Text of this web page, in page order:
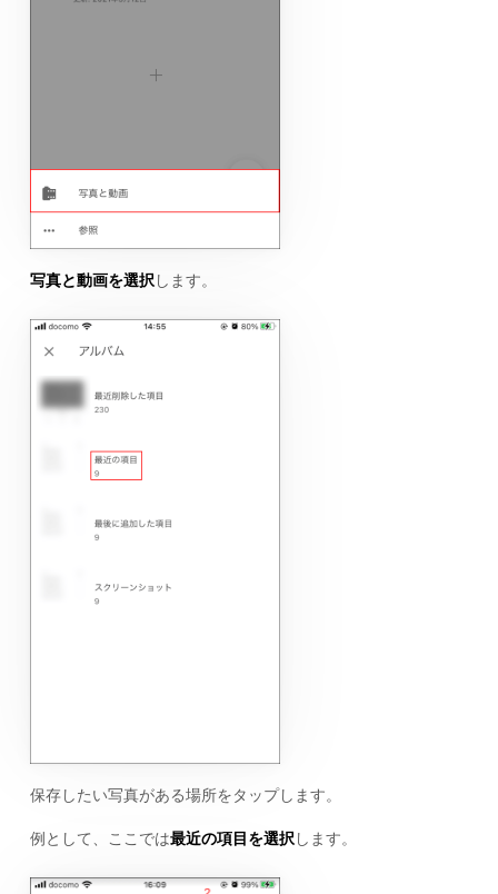
写真と動画を選択 します。
保存したい写真がある場所をタップします。
例として、ここでは最近の項目を選択 します。